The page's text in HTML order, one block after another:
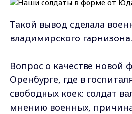
Такой вывод сделала
владимирского гарнизона.
Вопрос о качестве новой
Оренбурге, где в
свободных коек: солдат
мнению военных,